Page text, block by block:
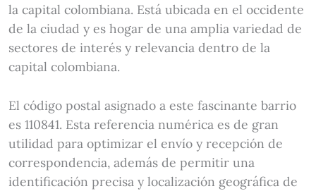
la capital colombiana. Está ubicada en el occidente
de la ciudad y es hogar de una amplia variedad de
sectores de interés y relevancia dentro de la
capital colombiana.
El código postal asignado a este fascinante barrio
es 110841. Esta referencia numérica es de gran
utilidad para optimizar el envío y recepción de
correspondencia, además de permitir una
identificación precisa y localización geográfica de